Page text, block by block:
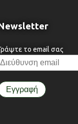
το email σας